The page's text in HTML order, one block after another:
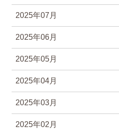
2025年07月
2025年06月
2025年05月
2025年04月
2025年03月
2025年02月